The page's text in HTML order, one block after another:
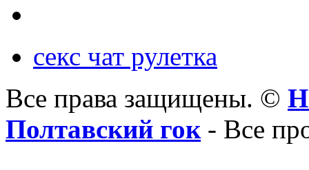
секс чат рулетка
Все права защищены. ©
Полтавский гок- Все